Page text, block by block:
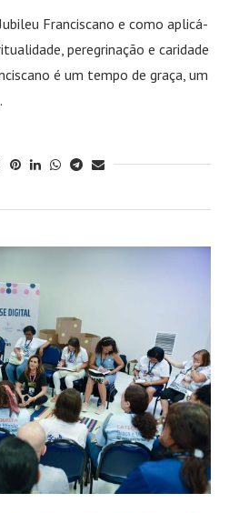
Franciscano e como aplicá-
peregrinação e caridade
é um tempo de graça, um